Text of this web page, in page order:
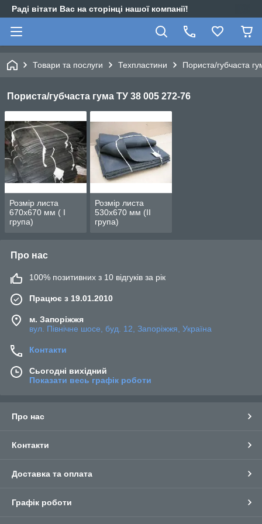
Раді вітати Вас на сторінці нашої компанії!
Товари та послуги Техпластини Пориста/губчаста
Пориста/губчаста гума ТУ 38 005 272-76
Розмір листа
670х670 мм ( I
група)
Розмір листа
530х670 мм (II
група)
Про нас
100% позитивних з 10 відгуків за рік
Працює з 19.01.2010
м. Запоріжжя
вул. Північне шосе, буд. 12, Запоріжжя, Україна
Контакти
Сьогодні вихідний
Показати весь графік роботи
Про нас
Контакти
Доставка та оплата
Графік роботи